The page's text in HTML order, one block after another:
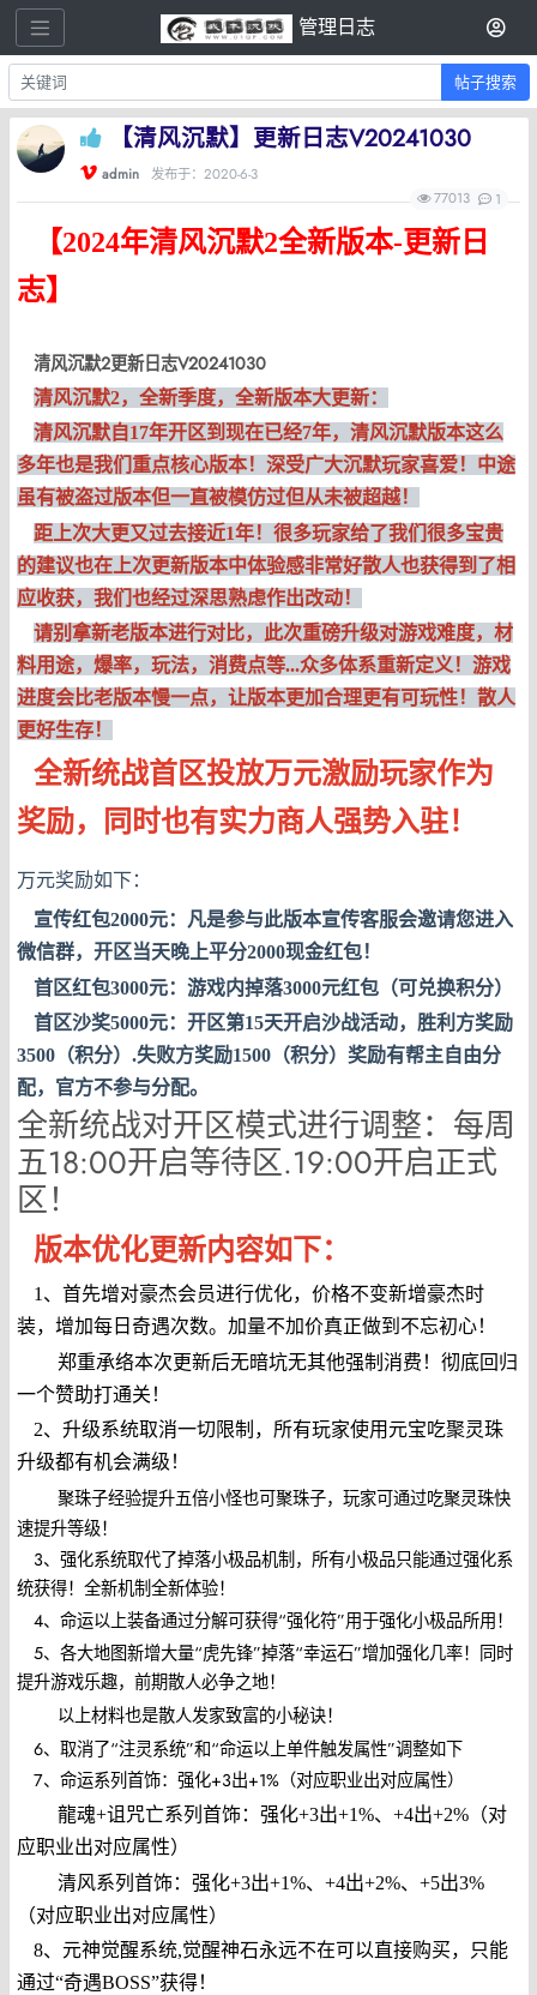
管理日志
帖子搜索
【清风沉默】更新日志V20241030
admin
发布于：2020-6-3
77013
1
【2024年清风沉默2全新版本-更新日
志】
清风沉默2更新日志V20241030
清风沉默2，全新季度，全新版本大更新：
清风沉默自17年开区到现在已经7年，清风沉默版本这么
多年也是我们重点核心版本！深受广大沉默玩家喜爱！中途
虽有被盗过版本但一直被模仿过但从未被超越！
距上次大更又过去接近1年！很多玩家给了我们很多宝贵
的建议也在上次更新版本中体验感非常好散人也获得到了相
应收获，我们也经过深思熟虑作出改动！
请别拿新老版本进行对比，此次重磅升级对游戏难度，材
料用途，爆率，玩法，消费点等...众多体系重新定义！游戏
进度会比老版本慢一点，让版本更加合理更有可玩性！散人
更好生存！
全新统战首区投放万元激励玩家作为
奖励，同时也有实力商人强势入驻！
万元奖励如下：
宣传红包2000元：凡是参与此版本宣传客服会邀请您进入
微信群，开区当天晚上平分2000现金红包！
首区红包3000元：游戏内掉落3000元红包（可兑换积分）
首区沙奖5000元：开区第15天开启沙战活动，胜利方奖励
3500（积分）.失败方奖励1500（积分）奖励有帮主自由分
配，官方不参与分配。
全新统战对开区模式进行调整：每周
五18:00开启等待区.19:00开启正式
区！
版本优化更新内容如下：
1、首先增对豪杰会员进行优化，价格不变新增豪杰时
装，增加每日奇遇次数。加量不加价真正做到不忘初心！
郑重承络本次更新后无暗坑无其他强制消费！彻底回归
一个赞助打通关！
2、升级系统取消一切限制，所有玩家使用元宝吃聚灵珠
升级都有机会满级！
聚珠子经验提升五倍小怪也可聚珠子，玩家可通过吃聚灵珠快
速提升等级！
3、强化系统取代了掉落小极品机制，所有小极品只能通过强化系
统获得！全新机制全新体验！
4、命运以上装备通过分解可获得“强化符”用于强化小极品所用！
5、各大地图新增大量“虎先锋”掉落“幸运石”增加强化几率！同时
提升游戏乐趣，前期散人必争之地！
以上材料也是散人发家致富的小秘诀！
6、取消了“注灵系统”和“命运以上单件触发属性”调整如下
7、命运系列首饰：强化+3出+1%（对应职业出对应属性）
龍魂+诅咒亡系列首饰：强化+3出+1%、+4出+2%（对
应职业出对应属性）
清风系列首饰：强化+3出+1%、+4出+2%、+5出3%
（对应职业出对应属性）
8、元神觉醒系统,觉醒神石永远不在可以直接购买，只能
通过“奇遇BOSS”获得！